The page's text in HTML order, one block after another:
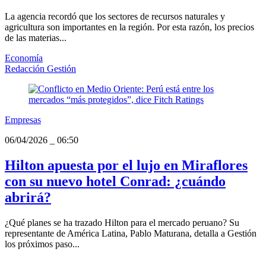
La agencia recordó que los sectores de recursos naturales y
agricultura son importantes en la región. Por esta razón, los precios
de las materias...
Economía
Redacción Gestión
Empresas
06/04/2026
06:50
Hilton apuesta por el lujo en Miraflores
con su nuevo hotel Conrad: ¿cuándo
abrirá?
¿Qué planes se ha trazado Hilton para el mercado peruano? Su
representante de América Latina, Pablo Maturana, detalla a Gestión
los próximos paso...